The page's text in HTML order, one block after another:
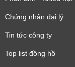
Chứng nhận đại lý
Tin tức công ty
Top list đồng hồ